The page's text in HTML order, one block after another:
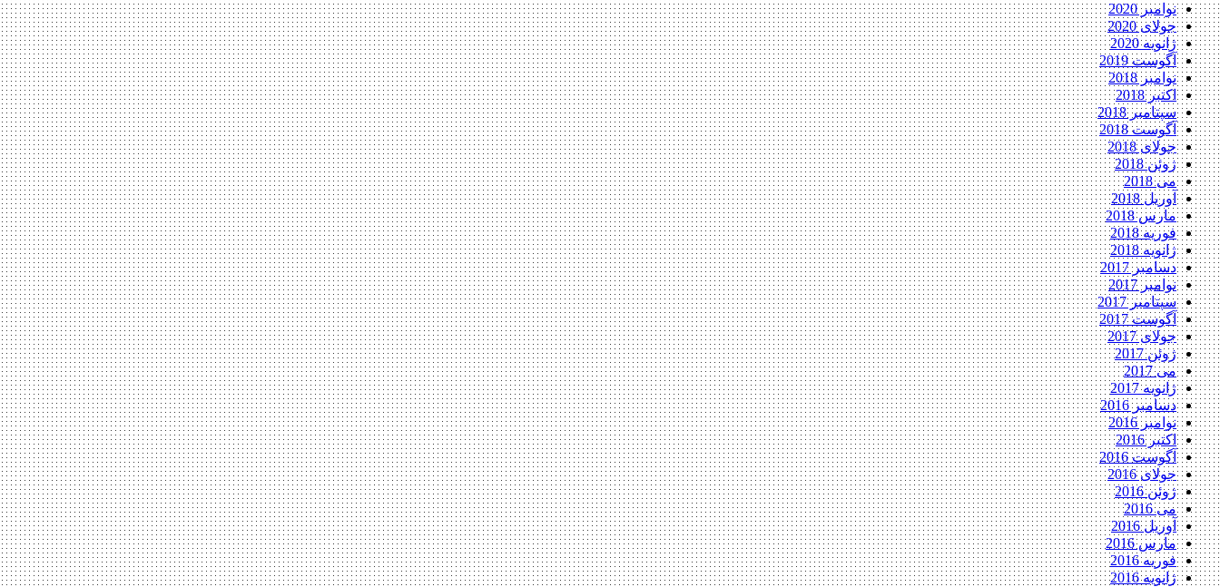
نوامبر 2020
جولای 2020
ژانویه 2020
آگوست 2019
نوامبر 2018
اکتبر 2018
سپتامبر 2018
آگوست 2018
جولای 2018
ژوئن 2018
می 2018
آوریل 2018
مارس 2018
فوریه 2018
ژانویه 2018
دسامبر 2017
نوامبر 2017
سپتامبر 2017
آگوست 2017
جولای 2017
ژوئن 2017
می 2017
ژانویه 2017
دسامبر 2016
نوامبر 2016
اکتبر 2016
آگوست 2016
جولای 2016
ژوئن 2016
می 2016
آوریل 2016
مارس 2016
فوریه 2016
ژانویه 2016